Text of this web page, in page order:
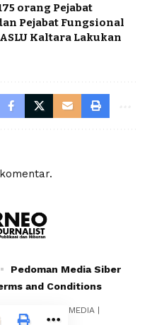
orang Pejabat
Pejabat Fungsional
Kaltara Lakukan
MULTIMEDIA |
Pedoman Media Siber
and Conditions